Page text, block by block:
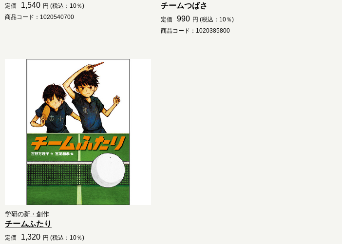
定価 1,540 円 (税込：10％)
商品コード：1020540700
チームつばさ
定価 990 円 (税込：10％)
商品コード：1020385800
学研の新・創作
チームふたり
定価 1,320 円 (税込：10％)